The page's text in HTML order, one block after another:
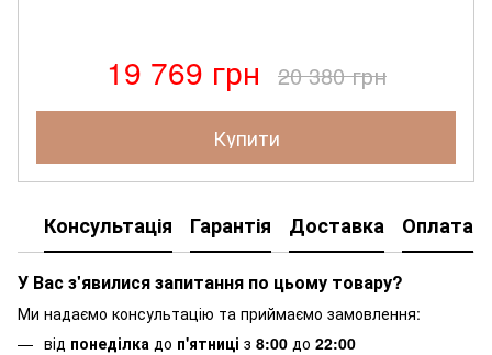
19 769 грн 20 380 грн
Купити
Консультація Гарантія Доставка Оплата
У Вас з'явилися запитання по цьому товару?
Ми надаємо консультацію та приймаємо замовлення:
від понеділка до п'ятниці з 8:00 до 22:00